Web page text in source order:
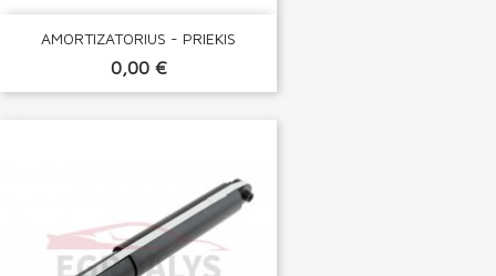
AMORTIZATORIUS - PRIEKIS
0,00 €